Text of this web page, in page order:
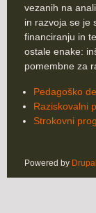
vezanih na
in razvoja se je
financiranju in
ostale enake:
pomembne za
Pedagoško
Raziskovalni
Strokovni
Powered by Drupal